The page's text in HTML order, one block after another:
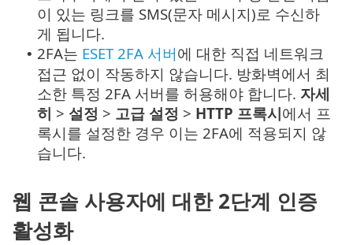
이 있는 링크를 SMS(문자 메시지)로 수신하
게 됩니다.
• 2FA는 ESET 2FA 서버에 대한 직접 네트워크
접근 없이 작동하지 않습니다. 방화벽에서 최
소한 특정 2FA 서버를 허용해야 합니다. 자세
히 > 설정 > 고급 설정 > HTTP 프록시에서 프
록시를 설정한 경우 이는 2FA에 적용되지 않
습니다.
웹 콘솔 사용자에 대한 2단계 인증
활성화